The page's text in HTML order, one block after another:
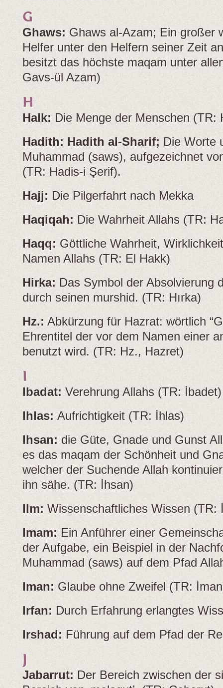
G
Ghaws: Ghaws al-Azam; Ein großer
Helfer unter den Helfern seiner Zeit
besitzt das höchste maqam unter
Gavs-ül Azam)
H
Halk: Die Menge der Menschen (TR:
Hadith: Hadith al-Sharif; Die Worte
Muhammad (saws), aufgezeichnet
(TR: Hadis-i Şerif).
Hajj: Die Pilgerfahrt nach Mekka
Haqiqah: Die Wahrheit Allahs (TR:
Haqq: Göttliche Wahrheit,
Namen Allahs (TR: El Hakk)
Hirka: Das Symbol der Absolvierung
durch seinen murshid. (TR: Hırka)
Hz.: Abkürzung für Hazrat: wörtlich
Ehrentitel der vor dem Namen einer
benutzt wird. (TR: Hz., Hazret)
I
Ibadat: Verehrung Allahs (TR: İbadet)
Ihlas: Aufrichtigkeit (TR: İhlas)
Ihsan: die Güte, Gnade und Gunst
es das maqam der Schönheit und
welcher der Suchende Allah
ihn sähe. (TR: İhsan)
Ilm: Wissenschaftliches Wissen (TR:
Imam: Ein Anführer einer
der Aufgabe, ein Beispiel in der
Muhammad (saws) auf dem Pfad
Iman: Glaube ohne Zweifel (TR:
Irfan: Durch Erfahrung erlangtes
Irshad: Führung auf dem Pfad der
J
Jabarrut: Der Bereich zwischen der